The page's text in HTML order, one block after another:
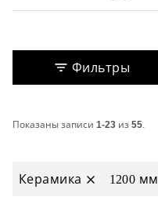
Фильтры
Показаны записи 1-23 из55.
Керамика 1200 мм